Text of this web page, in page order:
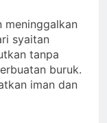
meninggalkan
syaitan
tanpa
buruk.
iman dan